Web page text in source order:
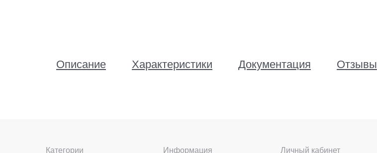
Описание Характеристики Документация Отзывы
Категории Информация Личный кабинет